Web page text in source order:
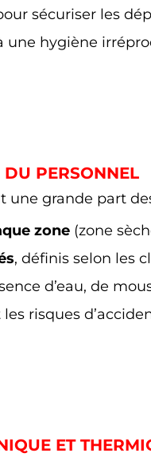
sécuriser les
une hygiène
DU PERSONNEL
une grande part
zone(zone
, définis selon les
d’eau, de
risques
ET